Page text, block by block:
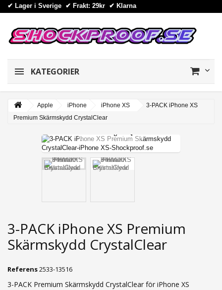
✔ Lager i Sverige ✔ Frakt: 29kr ✔ Klarna
KATEGORIER
Apple iPhone iPhone XS
3-PACK iPhone XS
Premium Skärmskydd CrystalClear
3-PACK iPhone XS Premium
Skärmskydd CrystalClear
Referens2533-13516
3-PACK Premium Skärmskydd CrystalClear för iPhone XS